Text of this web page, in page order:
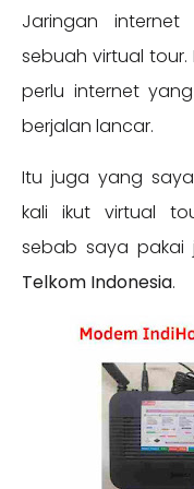
Jaringan
sebuah virtual tour.
perlu internet
berjalan lancar.
Itu juga yang
kali ikut virtual
sebab saya pakai
Telkom Indonesia.